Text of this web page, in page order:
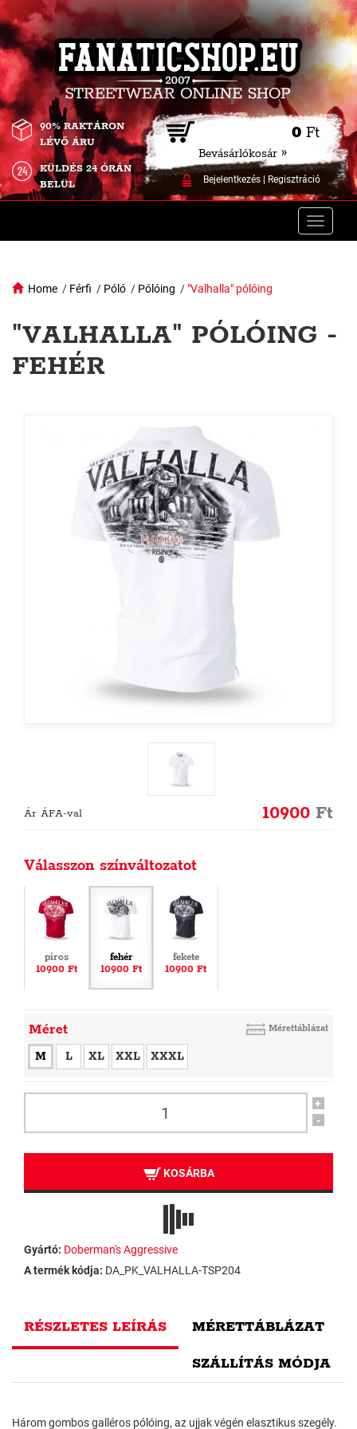
0 Ft
Bevásárlókosár »
Bejelentkezés| Regisztráció
90% RAKTÁRON
LÉVŐ ÁRU
KÜLDÉS 24 ÓRÁN
BELÜL
Toggle
Home / Férfi / Póló / Pólóing / "Valhalla" pólóing
"VALHALLA" PÓLÓING -
FEHÉR
Ár ÁFA-val 10900 Ft
Válasszon színváltozatot
piros
10900 Ft
fehér
10900 Ft
fekete
10900 Ft
Méret Mérettáblázat
M L XL XXL XXXL
+
-
KOSÁRBA
Gyártó: Doberman's Aggressive
A termék kódja: DA_PK_VALHALLA-TSP204
RÉSZLETES LEÍRÁS MÉRETTÁBLÁZAT
SZÁLLÍTÁS MÓDJA
Három gombos galléros pólóing, az ujjak végén elasztikus szegély.